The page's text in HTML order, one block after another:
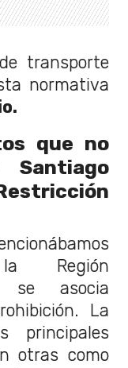
transporte
normativa
que no
Santiago
Región
se asocia
La
otras como